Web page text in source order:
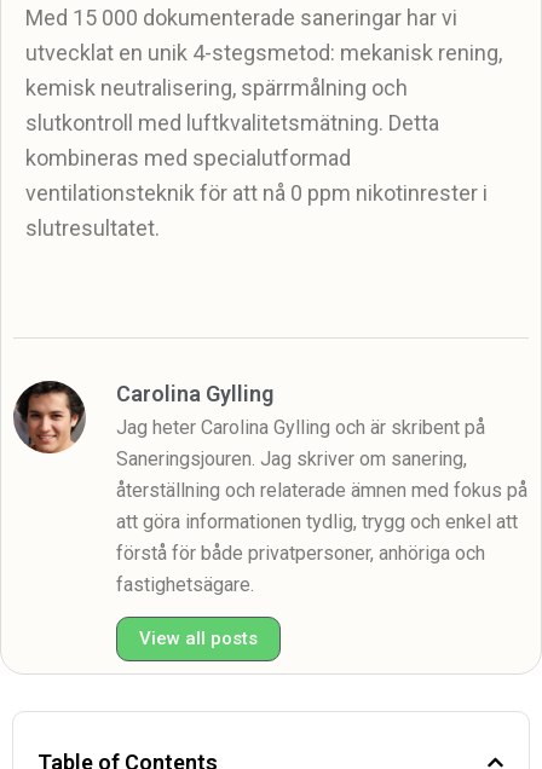
Med 15 000 dokumenterade saneringar har vi
utvecklat en unik 4-stegsmetod: mekanisk rening,
kemisk neutralisering, spärrmålning och
slutkontroll med luftkvalitetsmätning. Detta
kombineras med specialutformad
ventilationsteknik för att nå 0 ppm nikotinrester i
slutresultatet.
Carolina Gylling
Jag heter Carolina Gylling och är skribent på
Saneringsjouren. Jag skriver om sanering,
återställning och relaterade ämnen med fokus på
att göra informationen tydlig, trygg och enkel att
förstå för både privatpersoner, anhöriga och
fastighetsägare.
View all posts
Table of Contents